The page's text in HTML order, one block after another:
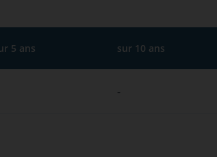
5 ans sur 10 ans
-